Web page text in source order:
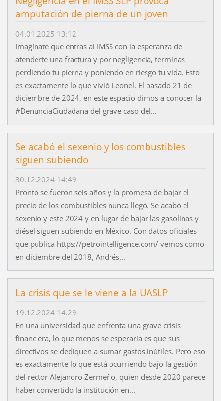
amputación de pierna de un joven
04.01.2025 13:12
Imagínate que entras al IMSS con la esperanza de
atenderte una fractura y por negligencia, terminas
perdiendo tu pierna y poniendo en riesgo tu vida. Esto
es exactamente lo que vivió Leonel. El pasado 21 de
diciembre de 2024, en este espacio dimos a conocer la
#DenunciaCiudadana del grave caso del...
Se acabó el sexenio y los combustibles
siguen subiendo
30.12.2024 14:49
Pronto se fueron seis años y la promesa de bajar el
precio de los combustibles nunca llegó. Se acabó el
sexenio y este 2024 y en lugar de bajar las gasolinas y
diésel siguen subiendo en México. Con datos oficiales
que publica https://petrointelligence.com/ vemos como
en diciembre del 2018, Andrés...
La crisis que se le viene a la UASLP
19.12.2024 14:29
En una universidad que enfrenta una grave crisis
financiera, lo que menos se esperaría es que sus
directivos se dediquen a sumar gastos inútiles. Pero eso
es exactamente lo que está ocurriendo bajo la gestión
del rector Alejandro Zermeño, quien desde 2020 parece
haber convertido la institución en...